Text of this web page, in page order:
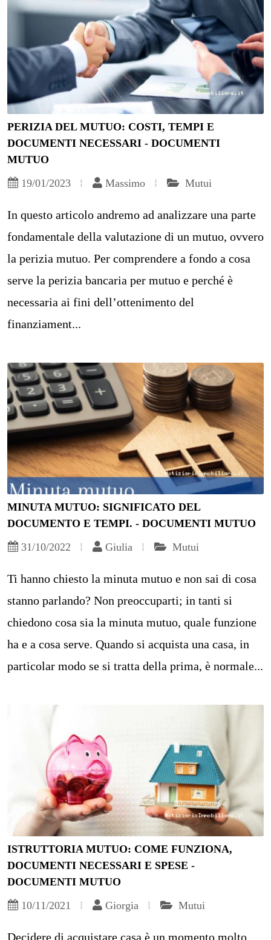
PERIZIA DEL MUTUO: COSTI, TEMPI E
DOCUMENTI NECESSARI - DOCUMENTI
MUTUO
19/01/2023
Massimo Mutui
In questo articolo andremo ad analizzare una parte
fondamentale della valutazione di un mutuo, ovvero
la perizia mutuo. Per comprendere a fondo a cosa
serve la perizia bancaria per mutuo e perché è
necessaria ai fini dell’ottenimento del
finanziament...
MINUTA MUTUO: SIGNIFICATO DEL
DOCUMENTO E TEMPI. - DOCUMENTI MUTUO
31/10/2022
Giulia Mutui
Ti hanno chiesto la minuta mutuo e non sai di cosa
stanno parlando? Non preoccuparti; in tanti si
chiedono cosa sia la minuta mutuo, quale funzione
ha e a cosa serve. Quando si acquista una casa, in
particolar modo se si tratta della prima, è normale...
ISTRUTTORIA MUTUO: COME FUNZIONA,
DOCUMENTI NECESSARI E SPESE -
DOCUMENTI MUTUO
10/11/2021
Giorgia Mutui
Decidere di acquistare casa è un momento molto